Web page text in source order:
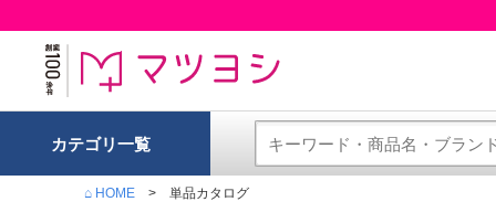
カテゴリ一覧
⌂ HOME 単品カタログ